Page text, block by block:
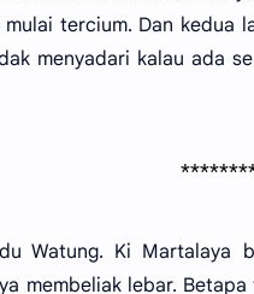
mulai tercium. Dan kedua
menyadari kalau ada
Watung. Ki Martalaya
membeliak lebar.